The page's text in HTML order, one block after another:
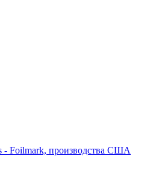
- Foilmark, производства США